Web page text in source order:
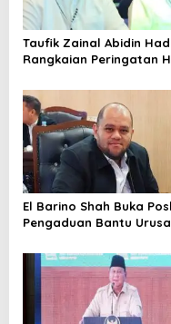
o
s
Taufik Zainal Abidin
Rangkaian Peringatan
El Barino Shah Buka
Pengaduan Bantu